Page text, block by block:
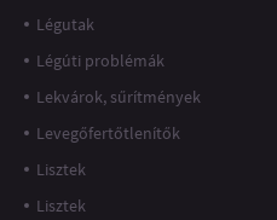
Légutak
Légúti problémák
Lekvárok, sűrítmények
Levegőfertőtlenítők
Lisztek
Lisztek